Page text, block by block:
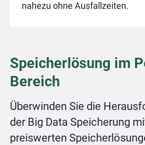
nahezu ohne Ausfallzeiten.
Speicherlösung im
Bereich
Überwinden Sie die
der Big Data Speicherung
preiswerten